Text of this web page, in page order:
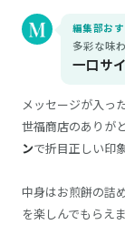
編集部お
多彩な味
一口サ
メッセージが入っ
世福商店のありが
ンで折目正しい印
中身はお煎餅の詰
を楽しんでもらえ